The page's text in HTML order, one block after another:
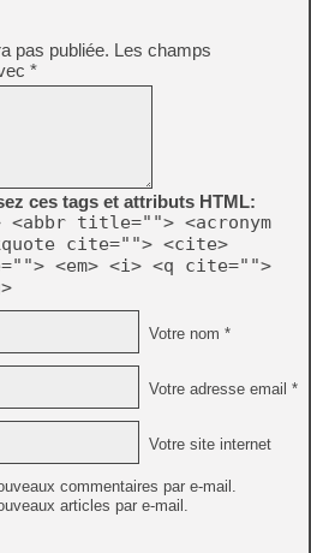
/ UME 0.155.
the list of games /
search.
pas publiée. Les champs
*
ces tags et attributs HTML:
title=""> <acronym
cite=""> <cite>
<em> <i> <q cite="">
Votre nom *
Votre adresse email *
Votre site internet
commentaires par e-mail.
articles par e-mail.